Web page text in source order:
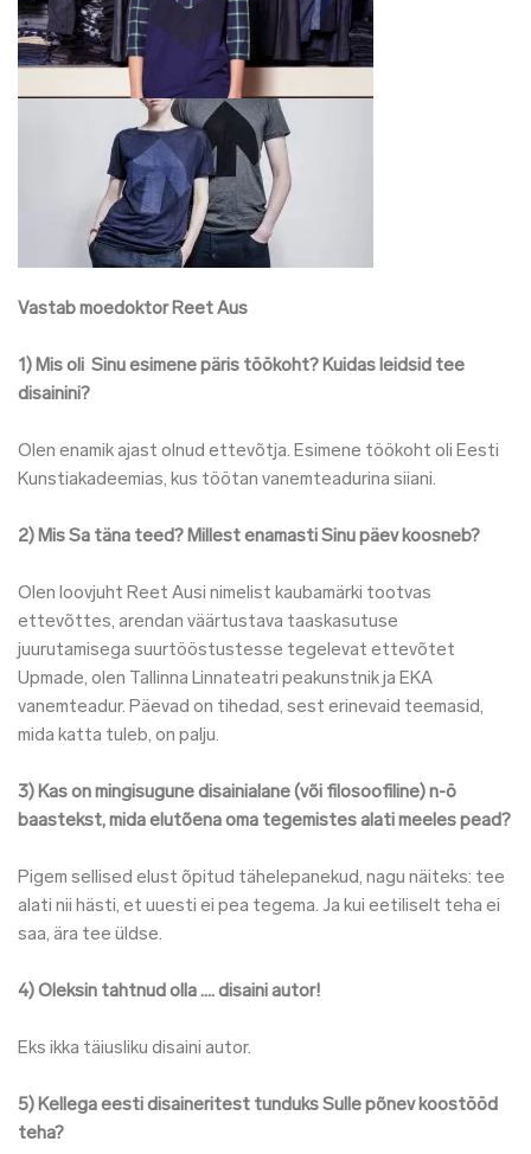
Vastab moedoktor Reet Aus
1) Mis oli Sinu esimene päris töökoht? Kuidas leidsid tee
disainini?
Olen enamik ajast olnud ettevõtja. Esimene töökoht oli Eesti
Kunstiakadeemias, kus töötan vanemteadurina siiani.
2) Mis Sa täna teed? Millest enamasti Sinu päev koosneb?
Olen loovjuht Reet Ausi nimelist kaubamärki tootvas
ettevõttes, arendan väärtustava taaskasutuse
juurutamisega suurtööstustesse tegelevat ettevõtet
Upmade, olen Tallinna Linnateatri peakunstnik ja EKA
vanemteadur. Päevad on tihedad, sest erinevaid teemasid,
mida katta tuleb, on palju.
3) Kas on mingisugune disainialane (või filosoofiline) n-ö
baastekst, mida elutõena oma tegemistes alati meeles pead?
Pigem sellised elust õpitud tähelepanekud, nagu näiteks: tee
alati nii hästi, et uuesti ei pea tegema. Ja kui eetiliselt teha ei
saa, ära tee üldse.
4) Oleksin tahtnud olla …. disaini autor!
Eks ikka täiusliku disaini autor.
5) Kellega eesti disaineritest tunduks Sulle põnev koostööd
teha?